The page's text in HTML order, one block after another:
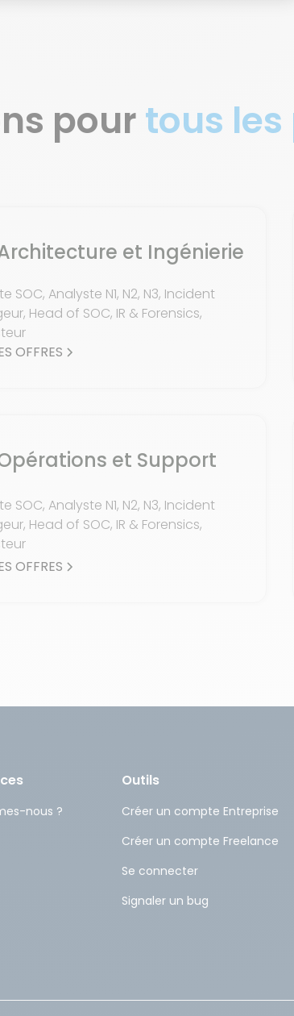
pourtous
et Ingénierie
SOC, Analyste N1, N2, N3, Incident
Head of SOC, IR & Forensics,
OFFRES
et Support
SOC, Analyste N1, N2, N3, Incident
Head of SOC, IR & Forensics,
OFFRES
nous ?
Outils
Créer un compte Entreprise
Créer un compte Freelance
Se connecter
Signaler un bug